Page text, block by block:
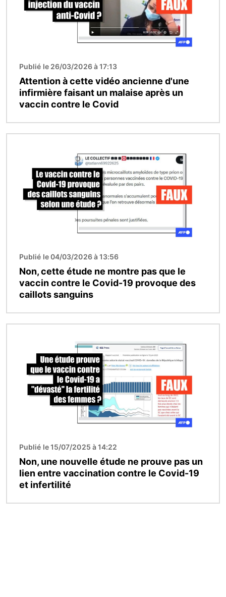
Publié le 26/03/2026 à 17:13
Attention à cette vidéo ancienne d'une
infirmière faisant un malaise après un
vaccin contre le Covid
Publié le 04/03/2026 à 13:56
Non, cette étude ne montre pas que le
vaccin contre le Covid-19 provoque des
caillots sanguins
Publié le 15/07/2025 à 14:22
Non, une nouvelle étude ne prouve pas un
lien entre vaccination contre le Covid-19
et infertilité